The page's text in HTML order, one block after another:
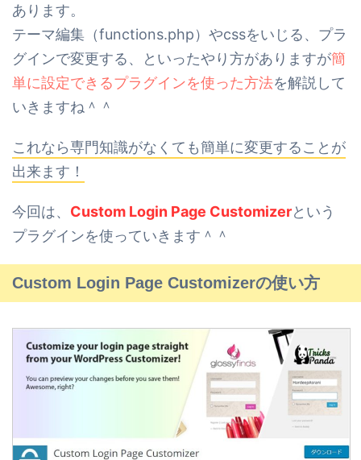
あります。
テーマ編集（functions.php）やcssをいじる、プラ
グインで変更する、といったやり方がありますが簡
単に設定できるプラグインを使った方法を解説して
いきますね＾＾
これなら専門知識がなくても簡単に変更することが
出来ます！
今回は、 Custom Login Page Customizerという
プラグインを使っていきます＾＾
Custom Login Page Customizerの使い方